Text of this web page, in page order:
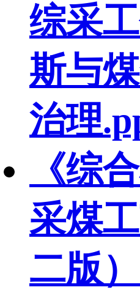
综采
斯与
治理
《综
采煤
二版